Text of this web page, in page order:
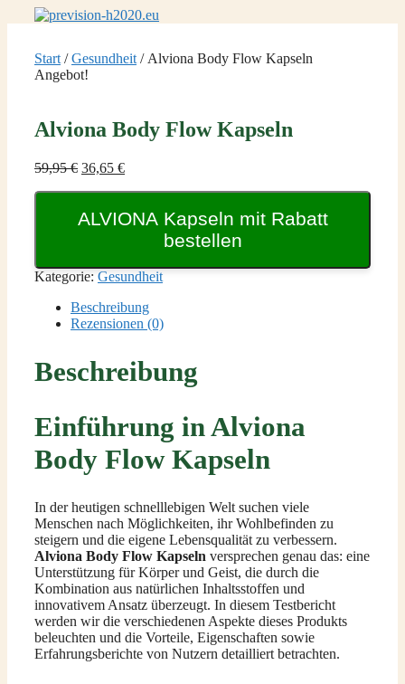
Start /Gesundheit / Alviona Body Flow Kapseln
Angebot!
Alviona Body Flow Kapseln
59,95€ Ursprünglicher
59,95 €
36,65 €Aktueller
36,65 €.
ALVIONA Kapseln mit Rabatt
bestellen
Kategorie: Gesundheit
Beschreibung
Rezensionen (0)
Beschreibung
Einführung in Alviona
Body Flow Kapseln
In der heutigen schnelllebigen Welt suchen viele
Menschen nach Möglichkeiten, ihr Wohlbefinden zu
steigern und die eigene Lebensqualität zu verbessern.
Alviona Body Flow Kapseln versprechen genau das: eine
Unterstützung für Körper und Geist, die durch die
Kombination aus natürlichen Inhaltsstoffen und
innovativem Ansatz überzeugt. In diesem Testbericht
werden wir die verschiedenen Aspekte dieses Produkts
beleuchten und die Vorteile, Eigenschaften sowie
Erfahrungsberichte von Nutzern detailliert betrachten.